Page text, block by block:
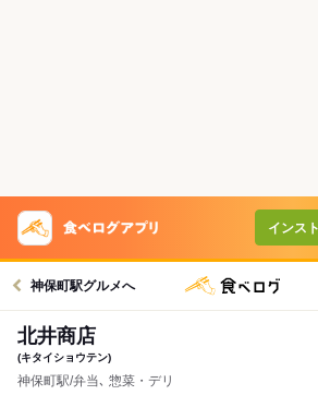
インス
神保町駅グルメへ
北井商店
(キタイショウテン)
神保町駅/弁当､ 惣菜・デリ